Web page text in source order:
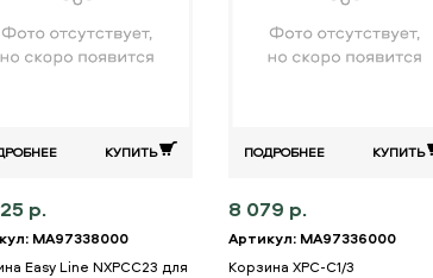
КУПИТЬ
р.
MA97338000
Easy Line NXPCC23 для
ПОДРОБНЕЕ КУПИТЬ
8 079 р.
Артикул: MA97336000
Корзина XPC-C1/3